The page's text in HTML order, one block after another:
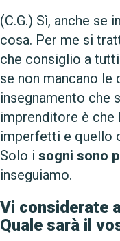
(C.G.) Sì, anche se
cosa. Per me si
che consiglio a
se non mancano le
insegnamento che
imprenditore è che
imperfetti e quello
Solo i sogni sono
inseguiamo.
Vi considerate
Quale sarà il